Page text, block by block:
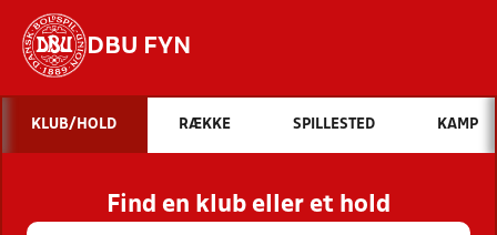
DBU FYN
Hvad vil du søge efter?
INDHOLD OG NYHEDER
STILLINGER, RESULTATER, KLUBBER OG
HOLD
KLUB/HOLD RÆKKE SPILLESTED KAMP
Find en klub eller et hold